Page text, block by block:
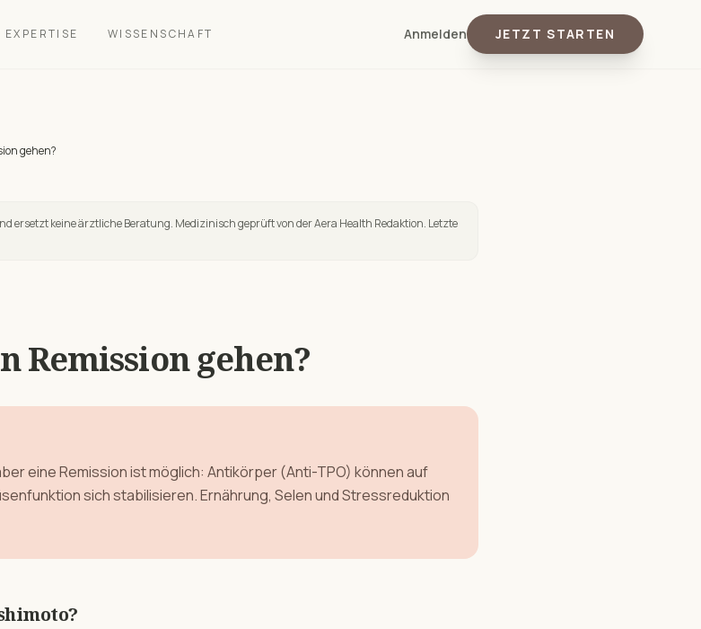
EXPERTISE WISSENSCHAFT Anmelden JETZT STARTEN
gehen?
ersetzt keine ärztliche Beratung. Medizinisch geprüft von der Aera Health Redaktion. Letzte
Remission gehen?
eine Remission ist möglich: Antikörper (Anti-TPO) können auf
sich stabilisieren. Ernährung, Selen und Stressreduktion